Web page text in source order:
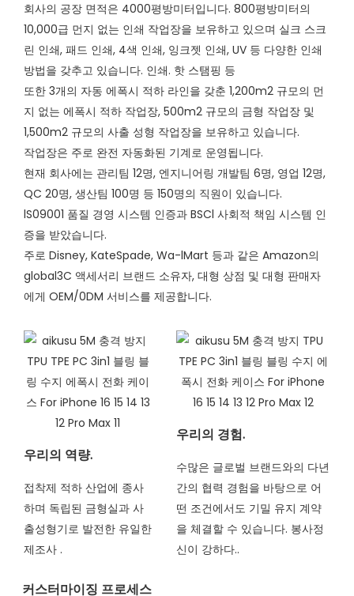
회사의 공장 면적은 4000평방미터입니다. 800평방미터의
10,000급 먼지 없는 인쇄 작업장을 보유하고 있으며 실크 스크
린 인쇄, 패드 인쇄, 4색 인쇄, 잉크젯 인쇄, UV 등 다양한 인쇄
방법을 갖추고 있습니다. 인쇄. 핫 스탬핑 등
또한 3개의 자동 에폭시 적하 라인을 갖춘 1,200m2 규모의 먼
지 없는 에폭시 적하 작업장, 500m2 규모의 금형 작업장 및
1,500m2 규모의 사출 성형 작업장을 보유하고 있습니다.
작업장은 주로 완전 자동화된 기계로 운영됩니다.
현재 회사에는 관리팀 12명, 엔지니어링 개발팀 6명, 영업 12명,
QC 20명, 생산팀 100명 등 150명의 직원이 있습니다.
lS09001 품질 경영 시스템 인증과 BSCl 사회적 책임 시스템 인
증을 받았습니다.
주로 Disney, KateSpade, Wa-lMart 등과 같은 Amazon의
global3C 액세서리 브랜드 소유자, 대형 상점 및 대형 판매자
에게 OEM/0DM 서비스를 제공합니다.
우리의 역량.
접착제 적하 산업에 종사
하며 독립된 금형실과 사
출성형기로 발전한 유일한
제조사 .
우리의 경험.
수많은 글로벌 브랜드와의 다년
간의 협력 경험을 바탕으로 어
떤 조건에서도 기밀 유지 계약
을 체결할 수 있습니다. 봉사정
신이 강하다..
커스터마이징 프로세스​